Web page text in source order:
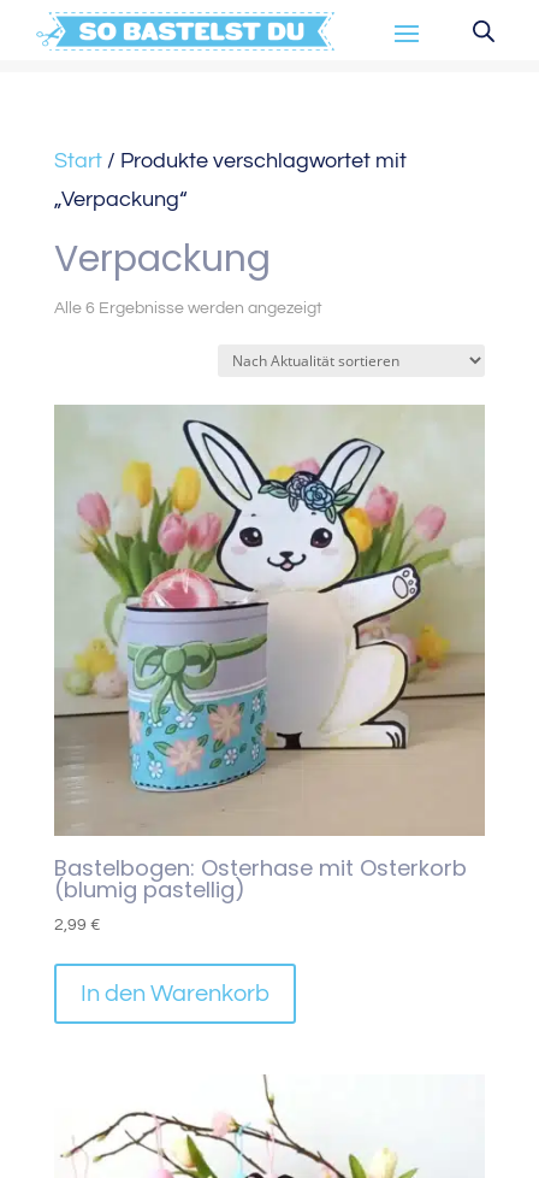
Start/ Produkte verschlagwortet mit
„Verpackung“
Verpackung
Alle 6 Ergebnisse werden angezeigtNach
Bastelbogen: Osterhase mit Osterkorb
(blumig pastellig)
2,99 €
In den Warenkorb